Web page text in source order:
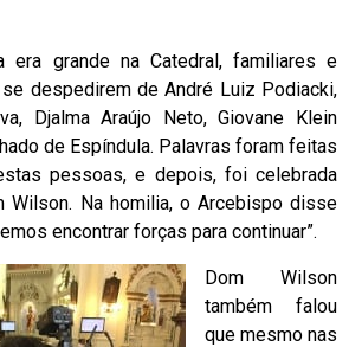
grande na Catedral, familiares e
despedirem de André Luiz Podiacki,
Djalma Araújo Neto, Giovane Klein
de Espíndula. Palavras foram feitas
pessoas, e depois, foi celebrada
Wilson. Na homilia, o Arcebispo disse
encontrar forças para continuar”.
Dom Wilson
também falou
que mesmo nas